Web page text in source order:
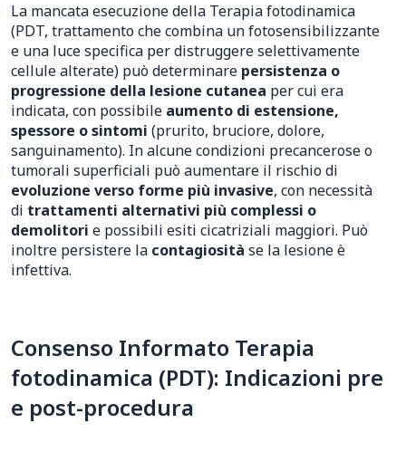
La mancata esecuzione della Terapia fotodinamica
(PDT, trattamento che combina un fotosensibilizzante
e una luce specifica per distruggere selettivamente
cellule alterate) può determinare persistenza o
progressione della lesione cutanea per cui era
indicata, con possibile aumento di estensione,
spessore o sintomi (prurito, bruciore, dolore,
sanguinamento). In alcune condizioni precancerose o
tumorali superficiali può aumentare il rischio di
evoluzione verso forme più invasive, con necessità
di trattamenti alternativi più complessi o
demolitori e possibili esiti cicatriziali maggiori. Può
inoltre persistere la contagiosità se la lesione è
infettiva.
Consenso Informato Terapia
fotodinamica (PDT): Indicazioni pre
e post-procedura